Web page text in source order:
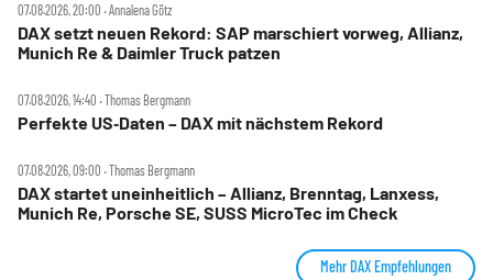
07.08.2026, 20:00 ‧ Annalena Götz
DAX setzt neuen Rekord: SAP marschiert vorweg, Allianz,
Munich Re & Daimler Truck patzen
07.08.2026, 14:40 ‧ Thomas Bergmann
Perfekte US‑Daten – DAX mit nächstem Rekord
07.08.2026, 09:00 ‧ Thomas Bergmann
DAX startet uneinheitlich – Allianz, Brenntag, Lanxess,
Munich Re, Porsche SE, SUSS MicroTec im Check
Mehr DAX Empfehlungen